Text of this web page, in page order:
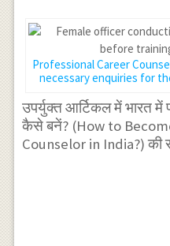
Professional Career
necessary enquiries for
उपर्युक्त आर्टिकल में भारत
कैसे बनें? (How to
Counselor in India?) की